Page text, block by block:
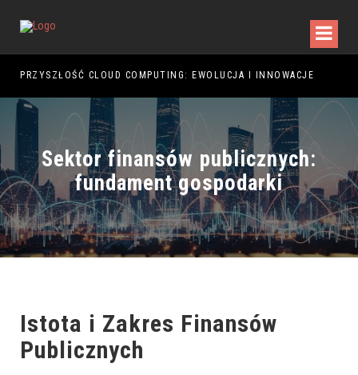
PRZYSZŁOŚĆ CLOUD COMPUTING: EWOLUCJA I INNOWACJE
Sektor finansów publicznych:
fundament gospodarki
Istota i Zakres Finansów
Publicznych